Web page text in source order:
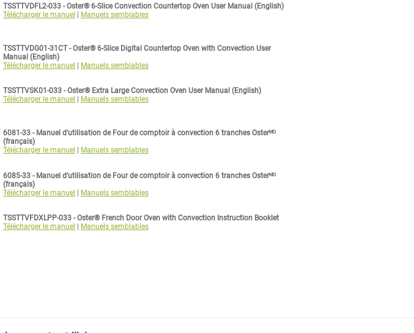
TSSTTVDFL2-033 - Oster® 6-Slice Convection Countertop Oven User Manual (English)
Télécharger le manuel | Manuels semblables
TSSTTVDG01-31CT - Oster® 6-Slice Digital Countertop Oven with Convection User
Manual (English)
Télécharger le manuel
Manuels semblables
TSSTTVSK01-033 - Oster® Extra Large Convection Oven User Manual (English)
Télécharger le manuel
Manuels semblables
6081-33 - Manuel d'utilisation de Four de comptoir à convection 6 tranches Osterᴹᴰ
(français)
Télécharger le manuel
Manuels semblables
6085-33 - Manuel d'utilisation de Four de comptoir à convection 6 tranches Osterᴹᴰ
(français)
Télécharger le manuel | Manuels semblables
TSSTTVFDXLPP-033 - Oster® French Door Oven with Convection Instruction Booklet
Télécharger le manuel | Manuels semblables